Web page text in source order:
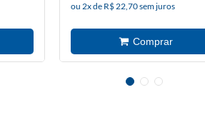
ou 2x de R$ 22,70 sem juros